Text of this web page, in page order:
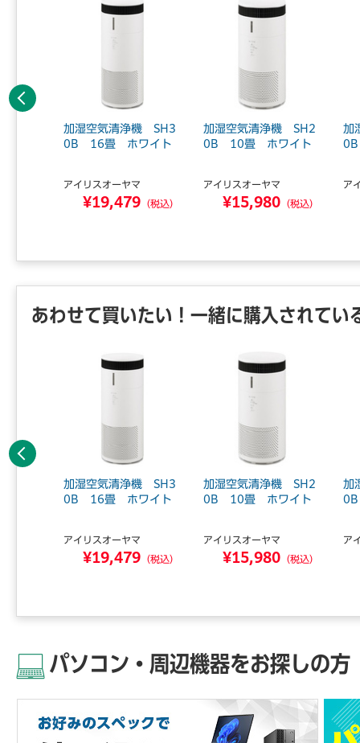
加湿空気清浄機 SH3
0B 16畳 ホワイト
アイリスオーヤマ
¥19,479 （税込）
加湿空気清浄機 SH2
0B 10畳 ホワイト
アイリスオーヤマ
¥15,980 （税込）
加
ア
前へ
あわせて買いたい！一緒に購入されてい
加湿空気清浄機 SH3
0B 16畳 ホワイト
アイリスオーヤマ
¥19,479 （税込）
加湿空気清浄機 SH2
0B 10畳 ホワイト
アイリスオーヤマ
¥15,980 （税込）
加
ア
前へ
パソコン・周辺機器をお探しの方